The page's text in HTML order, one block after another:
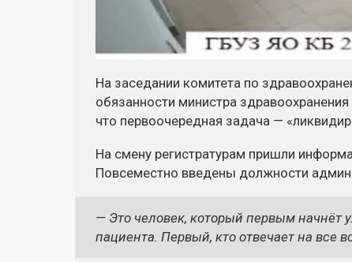
На заседании комитета по
обязанности министра
что первоочередная задача —
На смену регистратурам пришли
Повсеместно введены должности
— Это человек, который первым начнёт
пациента. Первый, кто отвечает на